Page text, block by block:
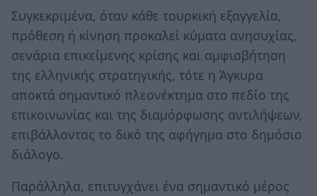
Συγκεκριμένα, όταν κάθε τουρκική εξαγγελία,
πρόθεση ή κίνηση προκαλεί κύματα ανησυχίας,
σενάρια επικείμενης κρίσης και αμφισβήτηση
της ελληνικής στρατηγικής, τότε η Άγκυρα
αποκτά σημαντικό πλεονέκτημα στο πεδίο της
επικοινωνίας και της διαμόρφωσης αντιλήψεων,
επιβάλλοντας το δικό της αφήγημα στο δημόσιο
διάλογο.
Παράλληλα, επιτυγχάνει ένα σημαντικό μέρος